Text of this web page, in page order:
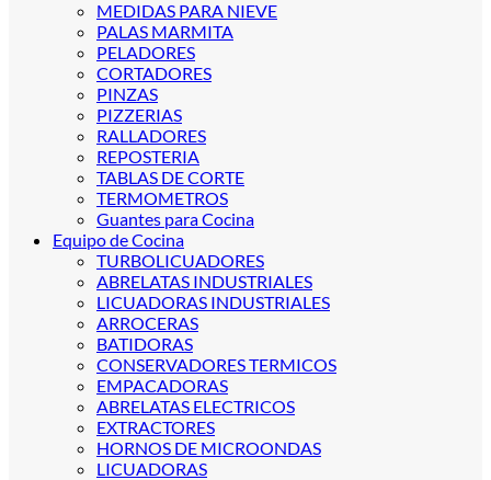
MEDIDAS PARA NIEVE
PALAS MARMITA
PELADORES
CORTADORES
PINZAS
PIZZERIAS
RALLADORES
REPOSTERIA
TABLAS DE CORTE
TERMOMETROS
Guantes para Cocina
Equipo de Cocina
TURBOLICUADORES
ABRELATAS INDUSTRIALES
LICUADORAS INDUSTRIALES
ARROCERAS
BATIDORAS
CONSERVADORES TERMICOS
EMPACADORAS
ABRELATAS ELECTRICOS
EXTRACTORES
HORNOS DE MICROONDAS
LICUADORAS